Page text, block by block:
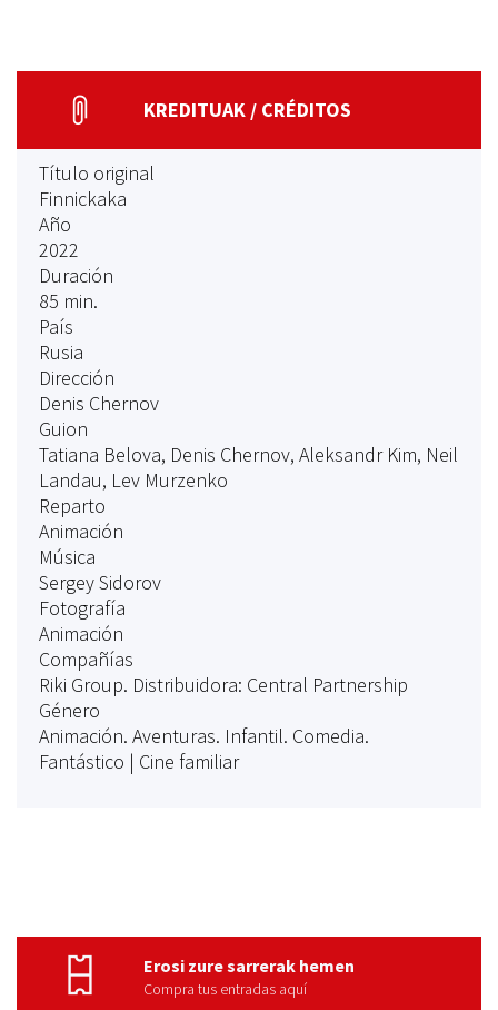
KREDITUAK / CRÉDITOS
Título original
Finnickaka
Año
2022
Duración
85 min.
País
Rusia
Dirección
Denis Chernov
Guion
Tatiana Belova, Denis Chernov, Aleksandr Kim, Neil
Landau, Lev Murzenko
Reparto
Animación
Música
Sergey Sidorov
Fotografía
Animación
Compañías
Riki Group. Distribuidora: Central Partnership
Género
Animación. Aventuras. Infantil. Comedia.
Fantástico | Cine familiar
Erosi zure sarrerak hemen
Compra tus entradas aquí